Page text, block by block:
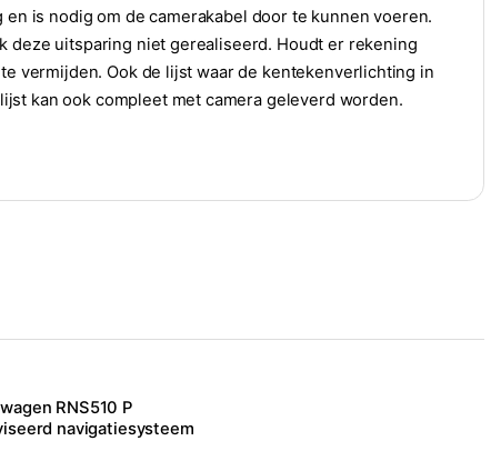
is nodig om de camerakabel door te kunnen voeren.
deze uitsparing niet gerealiseerd. Houdt er rekening
vermijden. Ook de lijst waar de kentekenverlichting in
kan ook compleet met camera geleverd worden.
RNS510 P
navigatiesysteem